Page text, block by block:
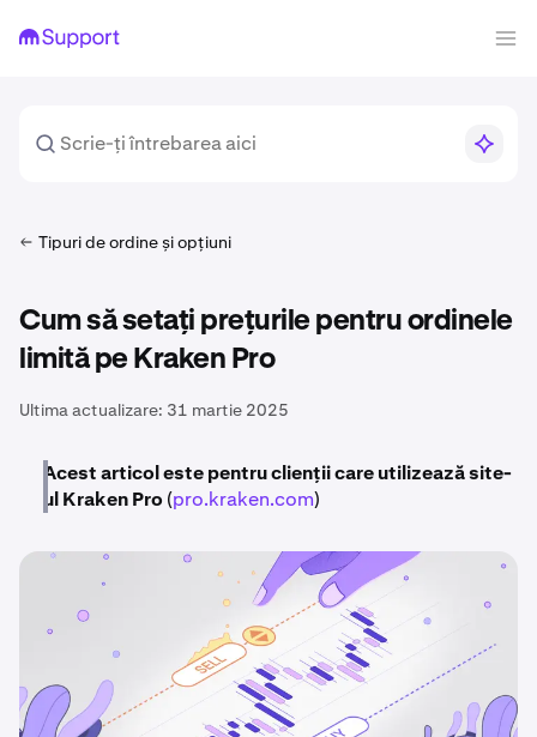
Tipuri de ordine și opțiuni
Cum să setați prețurile pentru ordinele
limită pe Kraken Pro
Ultima actualizare: 31 martie 2025
Acest articol este pentru clienții care utilizează site-
ul Kraken Pro (pro.kraken.com)